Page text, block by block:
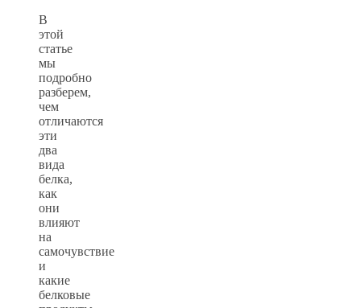
В
этой
статье
мы
подробно
разберем,
чем
отличаются
эти
два
вида
белка,
как
они
влияют
на
самочувствие
и
какие
белковые